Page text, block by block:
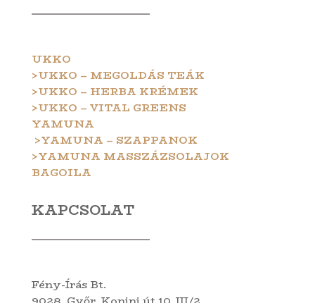
UKKO
>UKKO – MEGOLDÁS TEÁK
>UKKO – HERBA KRÉMEK
>UKKO – VITAL GREENS
YAMUNA
>YAMUNA – SZAPPANOK
>YAMUNA MASSZÁZSOLAJOK
BAGOILA
KAPCSOLAT
Fény-Írás Bt.